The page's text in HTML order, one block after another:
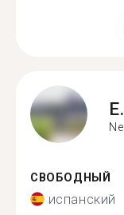
E.
СВОБОДНЫЙ
испанский